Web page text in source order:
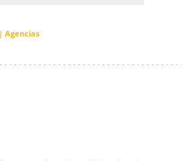
Agencias